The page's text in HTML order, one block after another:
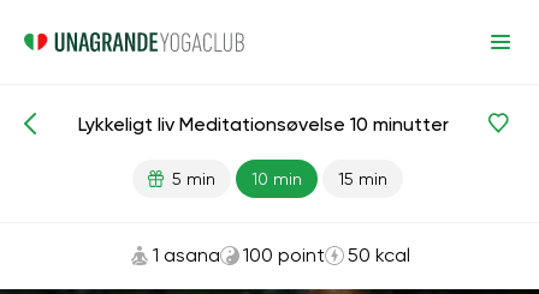
Meditationer og vejrtrækning Lykke
Lykkeligt liv Meditationsøvelse 10 minutter
5 min 10 min 15 min
1 asana 100 point 50 kcal